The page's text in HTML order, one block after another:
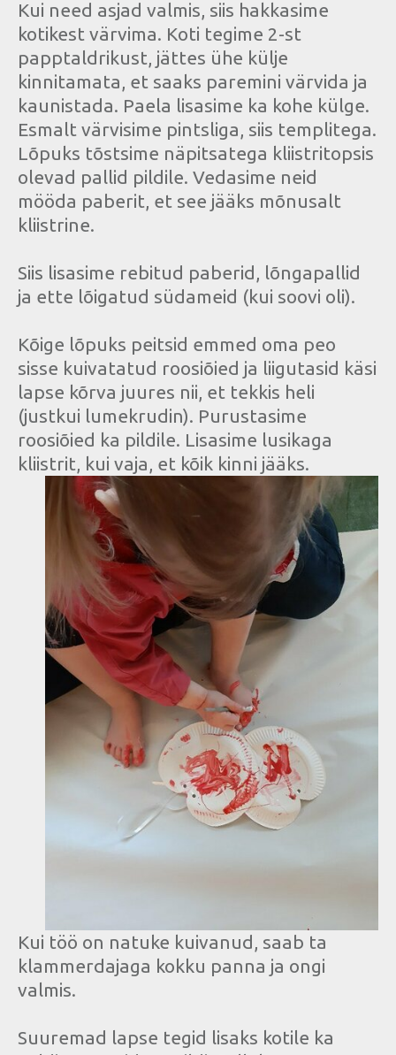
Kui need asjad valmis, siis hakkasime
kotikest värvima. Koti tegime 2-st
papptaldrikust, jättes ühe külje
kinnitamata, et saaks paremini värvida ja
kaunistada. Paela lisasime ka kohe külge.
Esmalt värvisime pintsliga, siis templitega.
Lõpuks tõstsime näpitsatega kliistritopsis
olevad pallid pildile. Vedasime neid
mööda paberit, et see jääks mõnusalt
kliistrine.
Siis lisasime rebitud paberid, lõngapallid
ja ette lõigatud südameid (kui soovi oli).
Kõige lõpuks peitsid emmed oma peo
sisse kuivatatud roosiõied ja liigutasid käsi
lapse kõrva juures nii, et tekkis heli
(justkui lumekrudin). Purustasime
roosiõied ka pildile. Lisasime lusikaga
kliistrit, kui vaja, et kõik kinni jääks.
Kui töö on natuke kuivanud, saab ta
klammerdajaga kokku panna ja ongi
valmis.
Suuremad lapse tegid lisaks kotile ka